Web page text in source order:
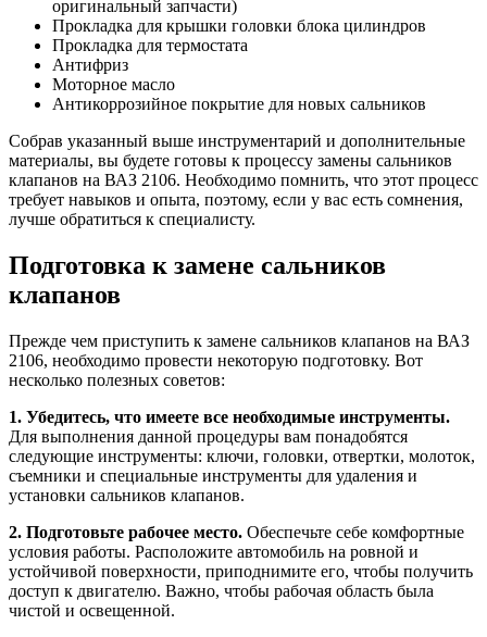
оригинальный запчасти)
Прокладка для крышки головки блока цилиндров
Прокладка для термостата
Антифриз
Моторное масло
Антикоррозийное покрытие для новых сальников
Собрав указанный выше инструментарий и дополнительные
материалы, вы будете готовы к процессу замены сальников
клапанов на ВАЗ 2106. Необходимо помнить, что этот процесс
требует навыков и опыта, поэтому, если у вас есть сомнения,
лучше обратиться к специалисту.
Подготовка к замене сальников
клапанов
Прежде чем приступить к замене сальников клапанов на ВАЗ
2106, необходимо провести некоторую подготовку. Вот
несколько полезных советов:
1. Убедитесь, что имеете все необходимые инструменты.
Для выполнения данной процедуры вам понадобятся
следующие инструменты: ключи, головки, отвертки, молоток,
съемники и специальные инструменты для удаления и
установки сальников клапанов.
2. Подготовьте рабочее место. Обеспечьте себе комфортные
условия работы. Расположите автомобиль на ровной и
устойчивой поверхности, приподнимите его, чтобы получить
доступ к двигателю. Важно, чтобы рабочая область была
чистой и освещенной.